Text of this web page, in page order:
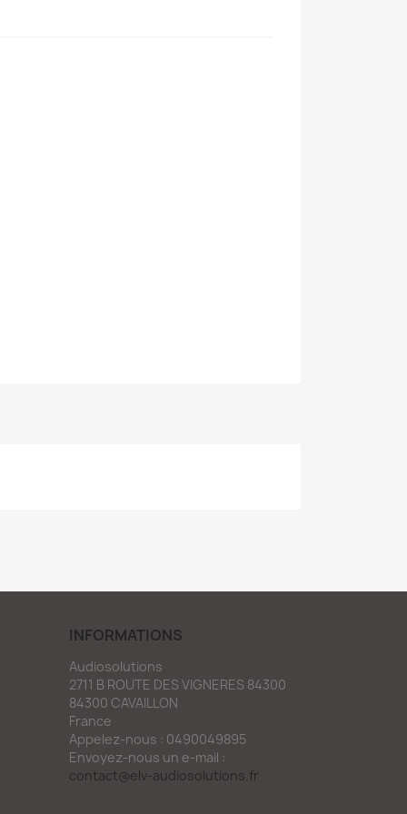
INFORMATIONS
Audiosolutions
2711 B ROUTE DES VIGNERES 84300
84300 CAVAILLON
France
Appelez-nous : 0490049895
Envoyez-nous un e-mail :
contact@elv-audiosolutions.fr